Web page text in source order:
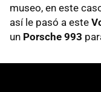
museo, en este
así le pasó a este
un Porsche 993